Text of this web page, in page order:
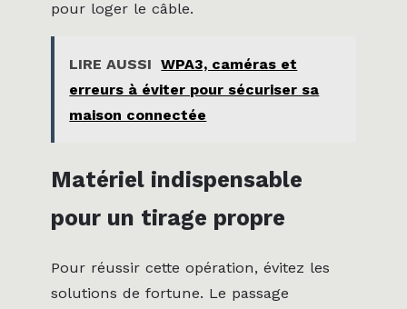
pour loger le câble.
LIRE AUSSI WPA3, caméras et
erreurs à éviter pour sécuriser sa
maison connectée
Matériel indispensable
pour un tirage propre
Pour réussir cette opération, évitez les
solutions de fortune. Le passage